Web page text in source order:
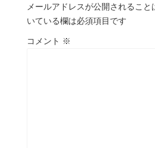
メールアドレスが公開されること
いている欄は必須項目です
コメント ※